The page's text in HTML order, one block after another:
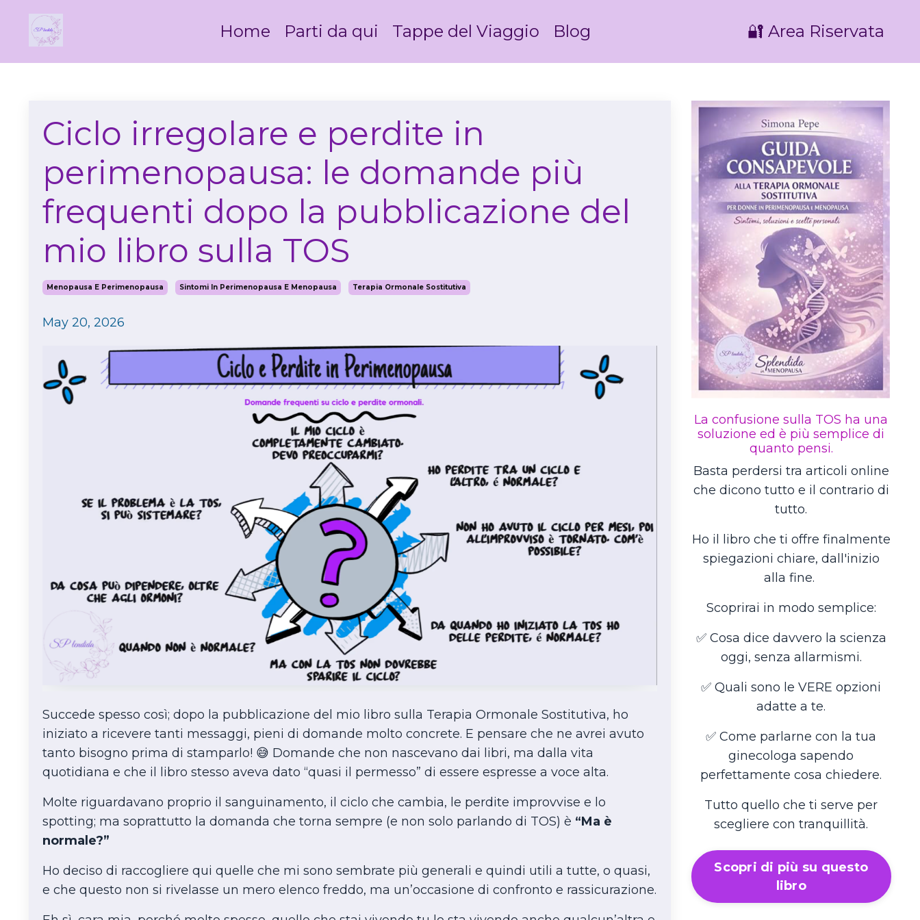
Home Parti da qui Tappe del Viaggio Blog 🔐 Area Riservata
Ciclo irregolare e perdite in
perimenopausa: le domande più
frequenti dopo la pubblicazione del
mio libro sulla TOS
Menopausa E Perimenopausa Sintomi In Perimenopausa E Menopausa Terapia Ormonale Sostitutiva
May 20, 2026
Succede spesso così; dopo la pubblicazione del mio libro sulla Terapia Ormonale Sostitutiva, ho
iniziato a ricevere tanti messaggi, pieni di domande molto concrete. E pensare che ne avrei avuto
tanto bisogno prima di stamparlo! 😅 Domande che non nascevano dai libri, ma dalla vita
quotidiana e che il libro stesso aveva dato “quasi il permesso” di essere espresse a voce alta.
Molte riguardavano proprio il sanguinamento, il ciclo che cambia, le perdite improvvise e lo
spotting; ma soprattutto la domanda che torna sempre (e non solo parlando di TOS) è “Ma è
normale?”
Ho deciso di raccogliere qui quelle che mi sono sembrate più generali e quindi utili a tutte, o quasi,
e che questo non si rivelasse un mero elenco freddo, ma un’occasione di confronto e rassicurazione.
La confusione sulla TOS ha una
soluzione ed è più semplice di
quanto pensi.
Basta perdersi tra articoli online
che dicono tutto e il contrario di
tutto.
Ho il libro che ti offre finalmente
spiegazioni chiare, dall'inizio
alla fine.
Scoprirai in modo semplice:
✅ Cosa dice davvero la scienza
oggi, senza allarmismi.
✅ Quali sono le VERE opzioni
adatte a te.
✅ Come parlarne con la tua
ginecologa sapendo
perfettamente cosa chiedere.
Tutto quello che ti serve per
scegliere con tranquillità.
Scopri di più su questo
libro